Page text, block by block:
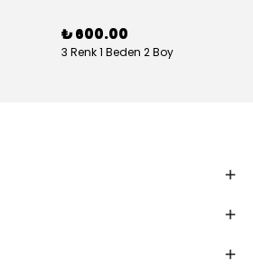
₺ 600.00
3 Renk 1 Beden 2 Boy